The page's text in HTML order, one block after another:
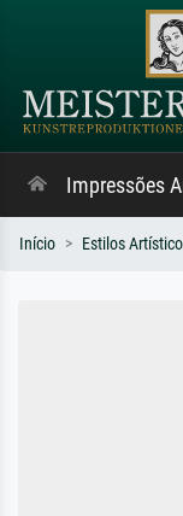
Impressões
Início Estilos